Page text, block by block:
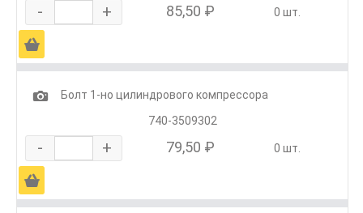
- + 85,50 ₽ 0 шт.
Ä
1
Болт 1-но цилиндрового компрессора
740-3509302
- + 79,50 ₽ 0 шт.
Ä